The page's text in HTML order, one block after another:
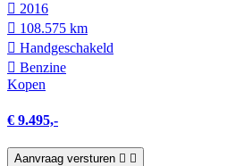
2016
108.575 km
Hand­geschakeld
Benzine
Kopen
€ 9.495,-
Aanvraag versturen